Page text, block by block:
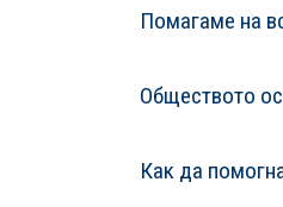
Помагаме на
Обществото
Как да